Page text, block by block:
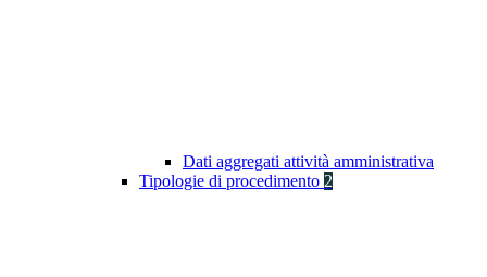
Dati aggregati attività amministrativa
Tipologie di procedimento 2